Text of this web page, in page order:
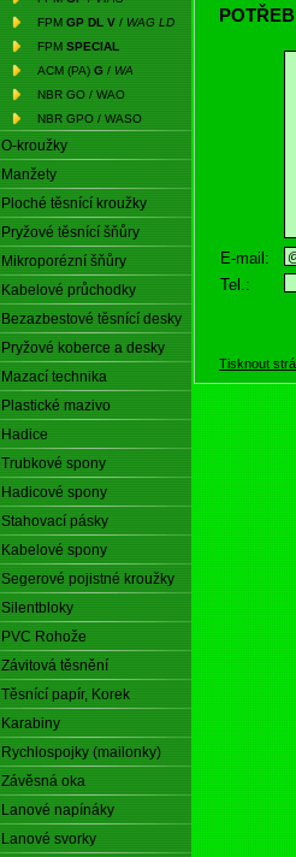
FPM GP DL V / WAG LD
FPM SPECIAL
ACM (PA) G / WA
NBR GO / WAO
NBR GPO / WASO
O-kroužky
Manžety
Ploché těsnící kroužky
Pryžové těsnící šňůry
Mikroporézní šňůry
Kabelové průchodky
Bezazbestové těsnící desky
Pryžové koberce a desky
Mazací technika
Plastické mazivo
Hadice
Trubkové spony
Hadicové spony
Stahovací pásky
Kabelové spony
Segerové pojistné kroužky
Silentbloky
PVC Rohože
Závitová těsnění
Těsnící papír, Korek
Karabiny
Rychlospojky (mailonky)
Závěsná oka
Lanové napínáky
Lanové svorky
E-mail:
Tel.:
Tisknout